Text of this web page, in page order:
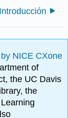
NICE CXone
of
the UC Davis
the